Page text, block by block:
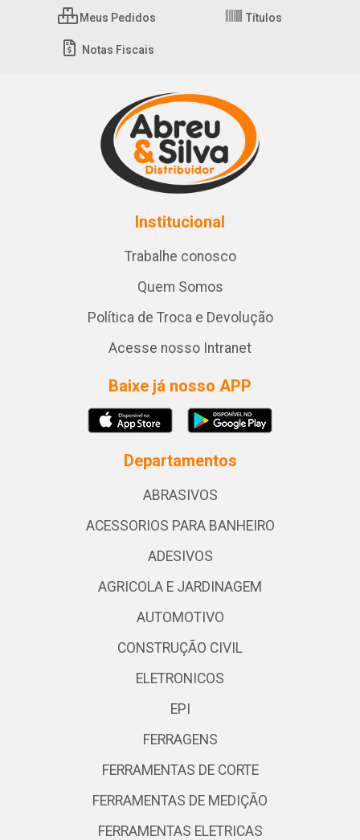
Meus Pedidos Títulos
Notas Fiscais
Institucional
Trabalhe conosco
Quem Somos
Política de Troca e Devolução
Acesse nosso Intranet
Baixe já nosso APP
Departamentos
ABRASIVOS
ACESSORIOS PARA BANHEIRO
ADESIVOS
AGRICOLA E JARDINAGEM
AUTOMOTIVO
CONSTRUÇÃO CIVIL
ELETRONICOS
EPI
FERRAGENS
FERRAMENTAS DE CORTE
FERRAMENTAS DE MEDIÇÃO
FERRAMENTAS ELETRICAS